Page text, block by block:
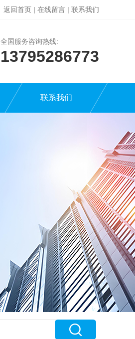
返回首页 | 在线留言 | 联系我们
全国服务咨询热线:
13795286773
联系我们